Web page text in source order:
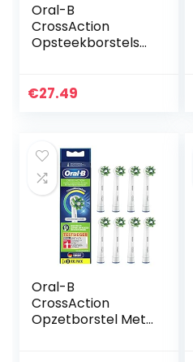
Oral-B
CrossAction
Opsteekborstels
stuks, volledige
€27.49
Oral-B
CrossAction
Opzetborstel Met